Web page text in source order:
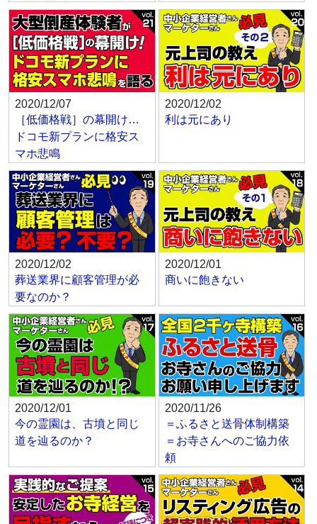
2020/12/07
［低価格戦］の幕開け…
ドコモ新プランに格安ス
マホ悲鳴
2020/12/02
利は元にあり
2020/12/02
葬送業界に顧客管理が必
要なのか？
2020/12/01
商いに飽きない
2020/12/01
今の霊園は、古墳と同じ
道を辿るのか？
2020/11/26
＝ふるさと送骨体制構築
＝お寺さんへのご協力依
頼